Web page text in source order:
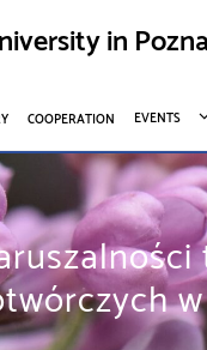
in
COOPERATION EVENTS